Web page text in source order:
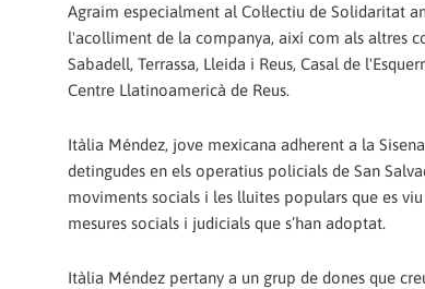
Agraim especialment al Col·lectiu de Solidaritat
l'acolliment de la companya, així com als altres
Sabadell, Terrassa, Lleida i Reus, Casal de
Centre Llatinoamericà de Reus.
Itàlia Méndez, jove mexicana adherent a la
detingudes en els operatius policials de San
moviments socials i les lluites populars que es
mesures socials i judicials que s’han adoptat.
Itàlia Méndez pertany a un grup de dones que